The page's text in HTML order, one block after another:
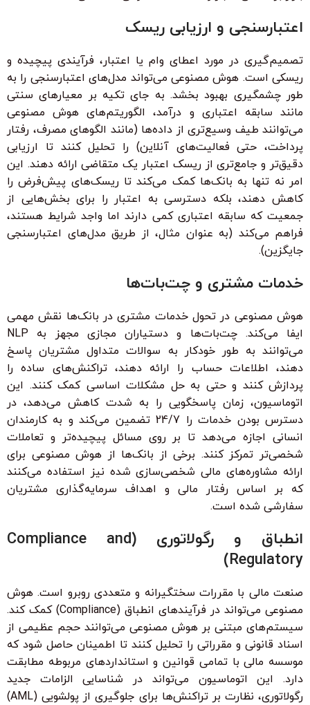
اعتبارسنجی و ارزیابی ریسک
تصمیم‌گیری در مورد اعطای وام یا اعتبار، فرآیندی پیچیده و
ریسکی است. هوش مصنوعی می‌تواند مدل‌های اعتبارسنجی را به
طور چشمگیری بهبود بخشد. به جای تکیه بر معیارهای سنتی
مانند سابقه اعتباری و درآمد، الگوریتم‌های هوش مصنوعی
می‌توانند طیف وسیع‌تری از داده‌ها (مانند الگوهای مصرف، رفتار
پرداخت، حتی فعالیت‌های آنلاین) را تحلیل کنند تا ارزیابی
دقیق‌تر و جامع‌تری از ریسک اعتبار یک متقاضی ارائه دهند. این
امر نه تنها به بانک‌ها کمک می‌کند تا ریسک‌های پیش‌فرض را
کاهش دهند، بلکه دسترسی به اعتبار را برای بخش‌هایی از
جمعیت که سابقه اعتباری کمی دارند اما واجد شرایط هستند،
فراهم می‌کند (به عنوان مثال، از طریق مدل‌های اعتبارسنجی
جایگزین).
خدمات مشتری و چت‌بات‌ها
هوش مصنوعی در تحول خدمات مشتری در بانک‌ها نقش مهمی
ایفا می‌کند. چت‌بات‌ها و دستیاران مجازی مجهز به NLP
می‌توانند به طور خودکار به سوالات متداول مشتریان پاسخ
دهند، اطلاعات حساب را ارائه دهند، تراکنش‌های ساده را
پردازش کنند و حتی به حل مشکلات اساسی کمک کنند. این
اتوماسیون، زمان پاسخگویی را به شدت کاهش می‌دهد، در
دسترس بودن خدمات را 24/7 تضمین می‌کند و به کارمندان
انسانی اجازه می‌دهد تا بر روی مسائل پیچیده‌تر و تعاملات
شخصی‌تر تمرکز کنند. برخی از بانک‌ها از هوش مصنوعی برای
ارائه مشاوره‌های مالی شخصی‌سازی شده نیز استفاده می‌کنند
که بر اساس رفتار مالی و اهداف سرمایه‌گذاری مشتریان
سفارشی شده است.
انطباق و رگولاتوری (Compliance and
Regulatory)
صنعت مالی با مقررات سختگیرانه و متعددی روبرو است. هوش
مصنوعی می‌تواند در فرآیندهای انطباق (Compliance) کمک کند.
سیستم‌های مبتنی بر هوش مصنوعی می‌توانند حجم عظیمی از
اسناد قانونی و مقرراتی را تحلیل کنند تا اطمینان حاصل شود که
موسسه مالی با تمامی قوانین و استانداردهای مربوطه مطابقت
دارد. این اتوماسیون می‌تواند در شناسایی الزامات جدید
رگولاتوری، نظارت بر تراکنش‌ها برای جلوگیری از پولشویی (AML)